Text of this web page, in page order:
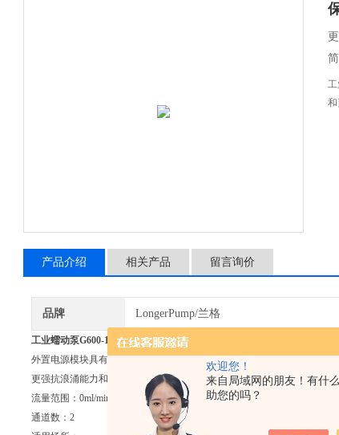
欢迎您！
来自局域网的朋友！有什
助您的吗？
工
和
产品介绍 相关产品 留言询价
品牌 LongerPump/兰格
工业蠕动泵G600-1J-1/ 保定兰格恒流泵有限公司
外置电源模块具有IP67防护等级
更强抗浪涌能力和更高的可靠性
流量范围：0ml/min-3000ml/min
通道数：2